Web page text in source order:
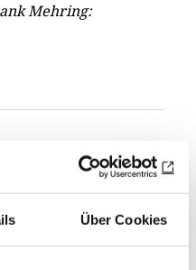
Über Cookies
Mehring:
Clubs gehört es im
zum guten Ton,